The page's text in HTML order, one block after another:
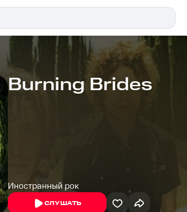
Burning Brides
Иностранный рок
СЛУШАТЬ